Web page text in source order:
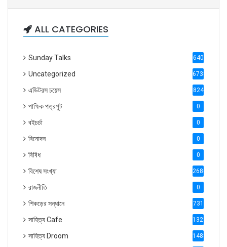
ALL CATEGORIES
Sunday Talks 640
Uncategorized 6738
এডিটরস চয়েস 824
পাক্ষিক পত্রপুট 0
বইচর্চা 0
বিনোদন 0
বিবিধ 0
বিশেষ সংখ্যা 2686
রাজনীতি 0
শিকড়ের সন্ধানে 731
সাহিত্য Cafe 1321
সাহিত্য Droom 1488